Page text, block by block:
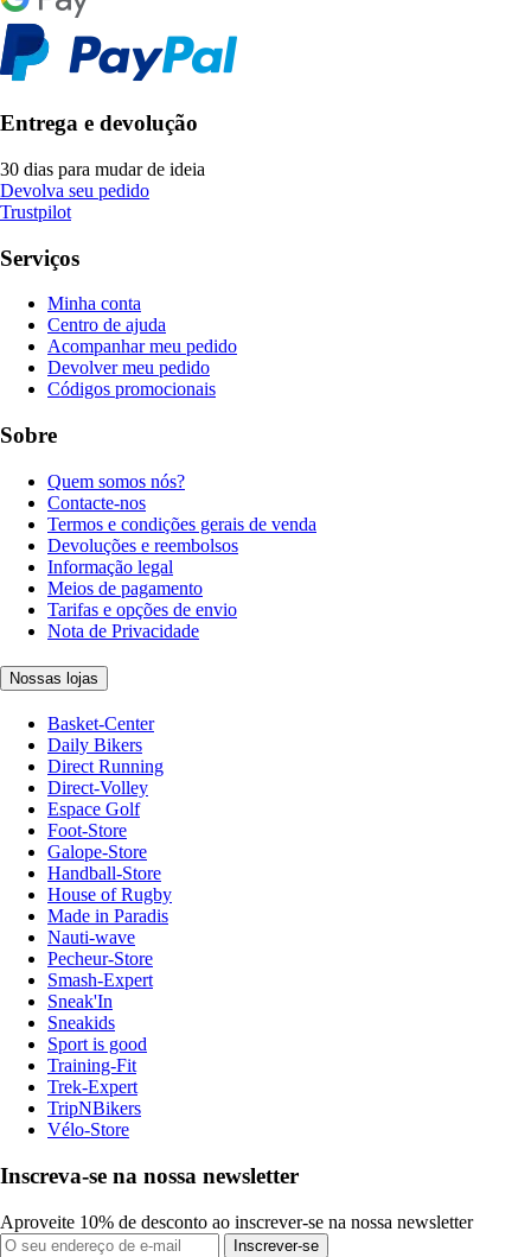
Entrega e devolução
30 dias para mudar de ideia
Devolva seu pedido
Trustpilot
Serviços
Minha conta
Centro de ajuda
Acompanhar meu pedido
Devolver meu pedido
Códigos promocionais
Sobre
Quem somos nós?
Contacte-nos
Termos e condições gerais de venda
Devoluções e reembolsos
Informação legal
Meios de pagamento
Tarifas e opções de envio
Nota de Privacidade
Nossas lojas
Basket-Center
Daily Bikers
Direct Running
Direct-Volley
Espace Golf
Foot-Store
Galope-Store
Handball-Store
House of Rugby
Made in Paradis
Nauti-wave
Pecheur-Store
Smash-Expert
Sneak'In
Sneakids
Sport is good
Training-Fit
Trek-Expert
TripNBikers
Vélo-Store
Inscreva-se na nossa newsletter
Aproveite 10% de desconto ao inscrever-se na nossa newsletter
Inscrever-se